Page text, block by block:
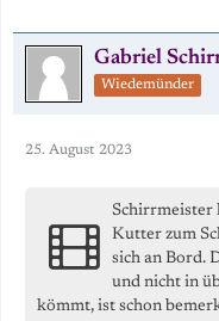
Gabriel
Wiedemünder
25. August 2023
Schirrmeister
Kutter zum
sich an Bord.
und nicht in
kömmt, ist schon